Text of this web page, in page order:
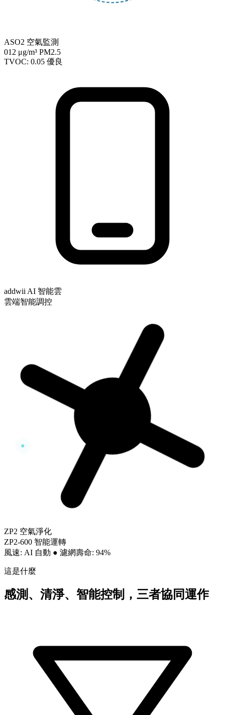
ASO2 空氣監測
012 μg/m³ PM2.5
TVOC: 0.05 優良
addwii AI 智能雲
雲端智能調控
ZP2 空氣淨化
ZP2-600 智能運轉
風速: AI 自動 ● 濾網壽命: 94%
這是什麼
感測、清淨、智能控制，三者協同運作